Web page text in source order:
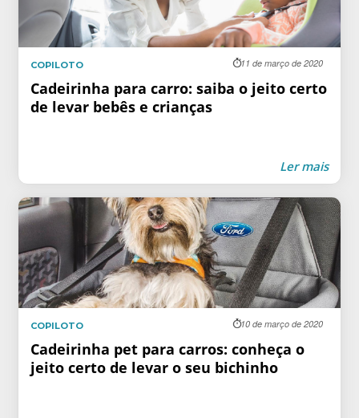
COPILOTO 11 de março de 2020
Cadeirinha para carro: saiba o jeito certo
de levar bebês e crianças
Ler mais
COPILOTO 10 de março de 2020
Cadeirinha pet para carros: conheça o
jeito certo de levar o seu bichinho